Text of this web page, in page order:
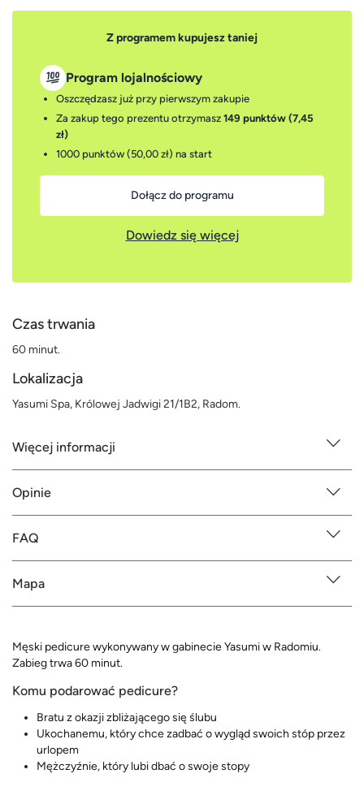
Z programem kupujesz taniej
Program lojalnościowy
Oszczędzasz już przy pierwszym zakupie
Za zakup tego prezentu otrzymasz 149 punktów (7,45
zł)
1000 punktów (50,00 zł) na start
Dołącz do programu
Dowiedz się więcej
Czas trwania
60 minut.
Lokalizacja
Yasumi Spa, Królowej Jadwigi 21/1B2, Radom.
Więcej informacji
Opinie
FAQ
Mapa
Męski pedicure wykonywany w gabinecie Yasumi w Radomiu.
Zabieg trwa 60 minut.
Komu podarować pedicure?
Bratu z okazji zbliżającego się ślubu
Ukochanemu, który chce zadbać o wygląd swoich stóp przez
urlopem
Mężczyźnie, który lubi dbać o swoje stopy